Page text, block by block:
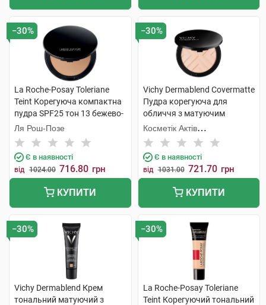
−30%
La Roche-Posay Toleriane
Teint Корегуюча компактна
пудра SPF25 тон 13 бежево-
пісочний 9,5 г 1 шт
Ля Рош-Позе
Є в наявності
від 1024.00 716.80 грн
КУПИТИ
−30%
Vichy Dermablend Covermatte
Пудра корегуюча для
обличчя з матуючим
ефектом SPF-25 відтінок
№15 9,5 г 1 шт
Косметік Актів
Інтернаціональ
Є в наявності
від 1031.00 721.70 грн
КУПИТИ
−30%
Vichy Dermablend Крем
тональний матуючий з
−30%
La Roche-Posay Toleriane
Teint Корегуючий тональний